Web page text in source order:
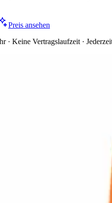
Preis ansehen
· Keine Vertragslaufzeit ·